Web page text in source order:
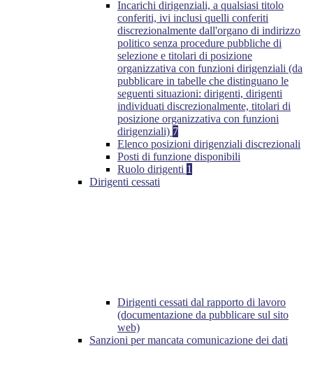
Incarichi dirigenziali, a qualsiasi titolo
conferiti, ivi inclusi quelli conferiti
discrezionalmente dall'organo di indirizzo
politico senza procedure pubbliche di
selezione e titolari di posizione
organizzativa con funzioni dirigenziali (da
pubblicare in tabelle che distinguano le
seguenti situazioni: dirigenti, dirigenti
individuati discrezionalmente, titolari di
posizione organizzativa con funzioni
dirigenziali) 7
Elenco posizioni dirigenziali discrezionali
Posti di funzione disponibili
Ruolo dirigenti 1
Dirigenti cessati
Dirigenti cessati dal rapporto di lavoro
(documentazione da pubblicare sul sito
web)
Sanzioni per mancata comunicazione dei dati